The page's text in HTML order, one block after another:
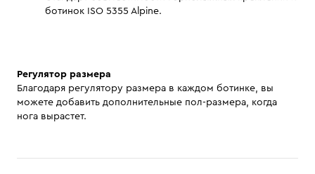
ботинок ISO 5355 Alpine.
Регулятор размера
Благодаря регулятору размера в каждом ботинке, вы
можете добавить дополнительные пол-размера, когда
нога вырастет.